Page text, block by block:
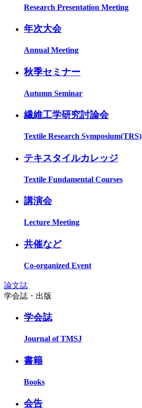
Research Presentation Meeting
年次大会
Annual Meeting
秋季セミナー
Autumn Seminar
繊維工学研究討論会
Textile Research Symposium(TRS)
テキスタイルカレッジ
Textile Fundamental Courses
講演会
Lecture Meeting
共催など
Co-organized Event
論文誌
学会誌・出版
学会誌
Journal of TMSJ
書籍
Books
会告